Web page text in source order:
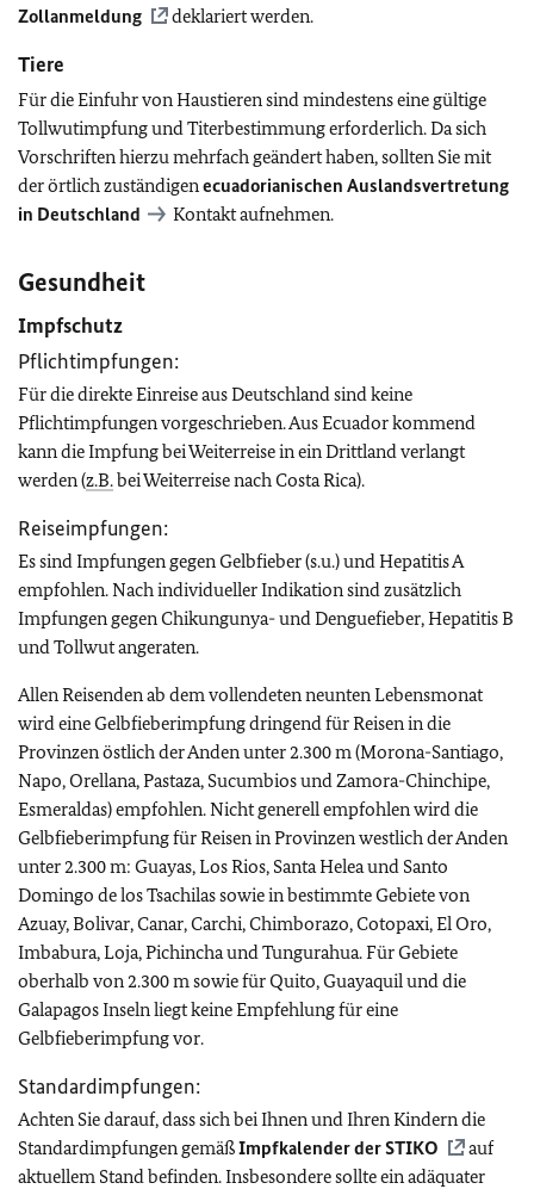
Zollanmeldung
deklariert werden.
Tiere
Für die Einfuhr von Haustieren sind mindestens eine gültige
Tollwutimpfung und Titerbestimmung erforderlich. Da sich
Vorschriften hierzu mehrfach geändert haben, sollten Sie mit
der örtlich zuständigenecuadorianischen Auslandsvertretung
in Deutschland
Kontakt aufnehmen.
Gesundheit
Impfschutz
Pflichtimpfungen:
Für die direkte Einreise aus Deutschland sind keine
Pflichtimpfungen vorgeschrieben.Aus Ecuador kommend
kann die Impfung bei Weiterreise in ein Drittland verlangt
werden (z.B.bei Weiterreise nach Costa Rica).
Reiseimpfungen:
Es sind Impfungen gegen Gelbfieber (s.u.) und Hepatitis A
empfohlen. Nach individueller Indikation sind zusätzlich
Impfungen gegen Chikungunya- und Denguefieber, Hepatitis B
und Tollwut angeraten.
Allen Reisenden ab dem vollendeten neunten Lebensmonat
wird eine Gelbfieberimpfung dringend für Reisen in die
Provinzen östlich der Anden unter 2.300 m (Morona-Santiago,
Napo, Orellana, Pastaza, Sucumbios und Zamora-Chinchipe,
Esmeraldas) empfohlen.Nicht generell empfohlen wird die
Gelbfieberimpfung für Reisen in Provinzen westlich der Anden
unter 2.300 m: Guayas, Los Rios, Santa Helea und Santo
Domingo de los Tsachilas sowie in bestimmte Gebiete von
Azuay, Bolivar, Canar, Carchi, Chimborazo, Cotopaxi, El Oro,
Imbabura, Loja, Pichincha und Tungurahua. Für Gebiete
oberhalb von 2.300 m sowie für Quito, Guayaquil und die
Galapagos Inseln liegt keine Empfehlung für eine
Gelbfieberimpfung vor.
Standardimpfungen:
Achten Sie darauf, dass sich bei Ihnen und Ihren Kindern die
Standardimpfungen gemäßImpfkalender derSTIKO
auf
aktuellem Stand befinden. Insbesondere sollte ein adäquater